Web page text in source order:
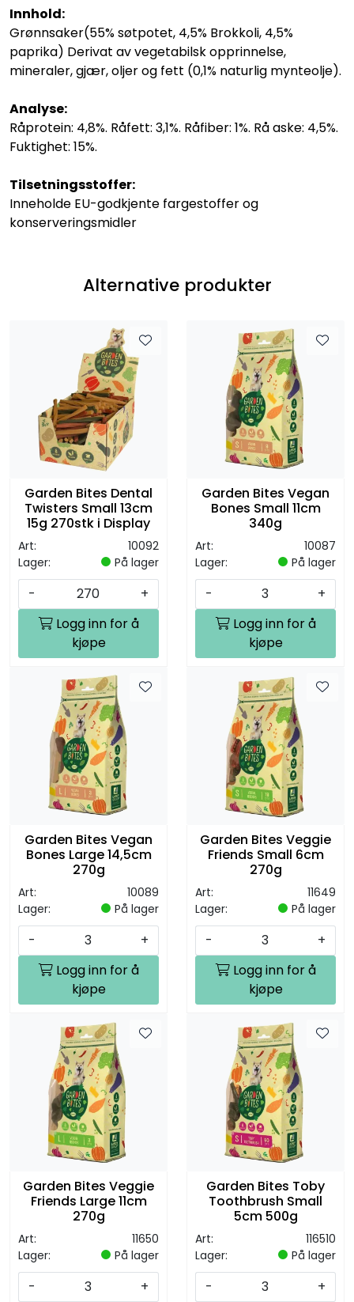
Innhold:
Grønnsaker(55% søtpotet, 4,5% Brokkoli, 4,5%
paprika) Derivat av vegetabilsk opprinnelse,
mineraler, gjær, oljer og fett (0,1% naturlig mynteolje).
Analyse:
Råprotein: 4,8%. Råfett: 3,1%. Råfiber: 1%. Rå aske: 4,5%.
Fuktighet: 15%.
Tilsetningsstoffer:
Inneholde EU-godkjente fargestoffer og
konserveringsmidler
Alternative produkter
Garden Bites Dental
Twisters Small 13cm
15g 270stk i Display
Art:
10092
Lager:
På lager
-
+
Logg inn for å
kjøpe
Garden Bites Vegan
Bones Small 11cm
340g
Art:
10087
Lager:
På lager
-
+
Logg inn for å
kjøpe
Garden Bites Vegan
Bones Large 14,5cm
270g
Art:
10089
Lager:
På lager
-
+
Logg inn for å
kjøpe
Garden Bites Veggie
Friends Small 6cm
270g
Art:
11649
Lager:
På lager
-
+
Logg inn for å
kjøpe
Garden Bites Veggie
Friends Large 11cm
270g
Art:
11650
Lager:
På lager
- +
Garden Bites Toby
Toothbrush Small
5cm 500g
Art:
116510
Lager:
På lager
- +